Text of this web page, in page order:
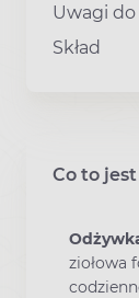
Uwagi
Skład
Co to
ziołowa